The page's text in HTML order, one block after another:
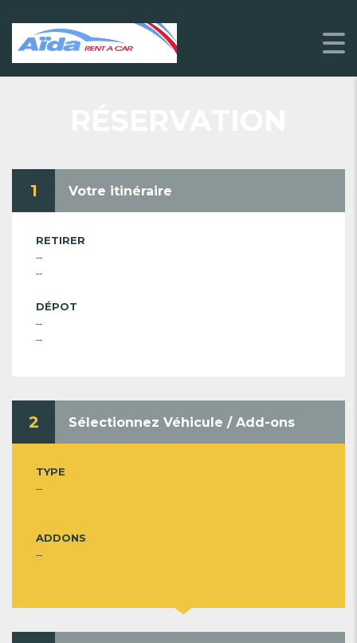
1 Votre itinéraire
RETIRER
--
--
DÉPOT
--
--
2 Sélectionnez Véhicule / Add-ons
TYPE
--
ADDONS
--